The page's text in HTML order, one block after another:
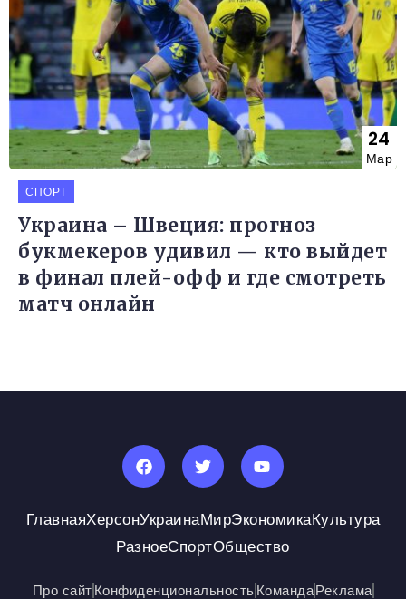
24
Мар
СПОРТ
Украина – Швеция: прогноз
букмекеров удивил — кто выйдет
в финал плей-офф и где смотреть
матч онлайн
ГлавнаяХерсонУкраинаМирЭкономикаКультура
РазноеСпортОбщество
Про сайтКонфиденциональностьКомандаРеклама